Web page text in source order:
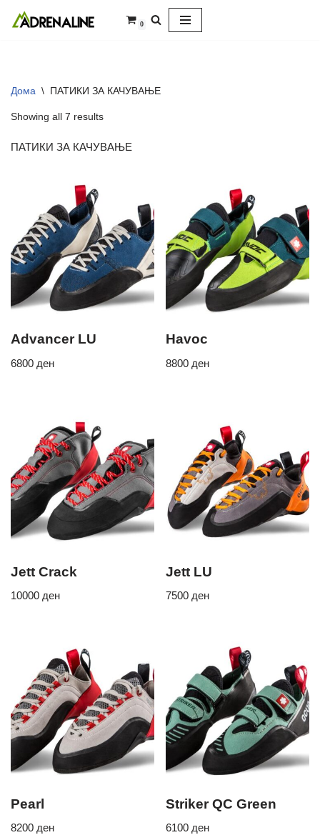
0
Дома \ ПАТИКИ ЗА КАЧУВАЊЕ
Showing all 7 results
ПАТИКИ ЗА КАЧУВАЊЕ
Advancer LU
6800 ден
Havoc
8800 ден
Jett Crack
10000 ден
Jett LU
7500 ден
Pearl
8200 ден
Striker QC Green
6100 ден